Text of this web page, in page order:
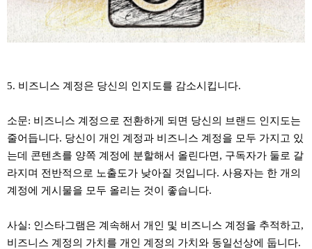
5. 비즈니스 계정은 당신의 인지도를 감소시킵니다.
소문: 비즈니스 계정으로 전환하게 되면 당신의 브랜드 인지도는
줄어듭니다. 당신이 개인 계정과 비즈니스 계정을 모두 가지고 있
는데 콘텐츠를 양쪽 계정에 분할해서 올린다면, 구독자가 둘로 갈
라지며 전반적으로 노출도가 낮아질 것입니다. 사용자는 한 개의
계정에 게시물을 모두 올리는 것이 좋습니다.
사실: 인스타그램은 계속해서 개인 및 비즈니스 계정을 추적하고,
비즈니스 계정의 가치를 개인 계정의 가치와 동일선상에 둡니다.